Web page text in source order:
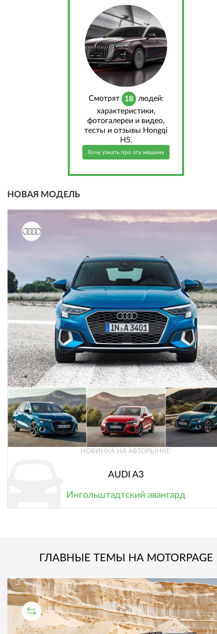
Cмотрят 18 людей:
характеристики,
фотогалереи и видео,
тесты и отзывы Hongqi
H5.
Хочу узнать про эту машину
НОВАЯ МОДЕЛЬ
НОВИНКА НА АВТОРЫНКЕ:
AUDI A3
Ингольштадтский авангард
ГЛАВНЫЕ ТЕМЫ НА MOTORPAGE
СРАВНИТЕЛЬНЫЙ ТЕСТ